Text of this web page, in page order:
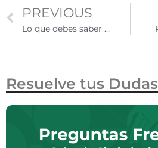
PREVIOUS
Lo que debes saber antes de viajar a Estados Unidos para el Mundial de la FIFA 2026
Resuelve tus Dudas